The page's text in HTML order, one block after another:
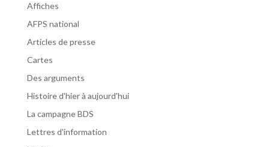
Affiches
AFPS national
Articles de presse
Cartes
Des arguments
Histoire d'hier à aujourd'hui
La campagne BDS
Lettres d'information